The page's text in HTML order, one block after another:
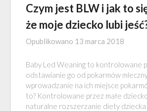
Czym jest BLW i jak to
że moje dziecko lubi
Opublikowano 13 marca 2018
Baby Led Weaning to kontrolowane
odstawianie go od pokarmów
wprowadzanie na ich miejsce
to? Kontrolowane przez małe
naturalne rozszerzanie diety